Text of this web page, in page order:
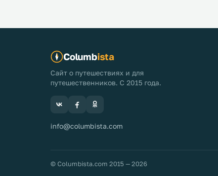
Columbista
Сайт о путешествиях и для
путешественников. С 2015 года.
info@columbista.com
© Columbista.com 2015 — 2026